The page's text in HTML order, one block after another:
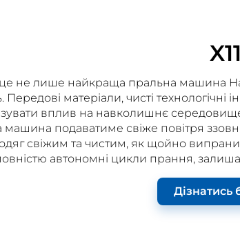
X11
не лише найкраща пральна машина
матеріали, чисті
вплив на навколишнє
подаватиме свіже повітря
свіжим та чистим, як щойно
автономні цикли прання,
Дізнатись